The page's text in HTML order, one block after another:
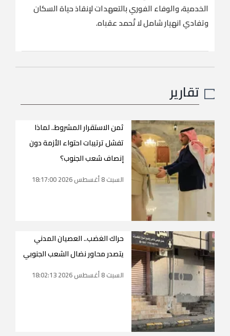
الخدمية، والوفاء الفوري بالتعهدات لإنقاذ حياة السكان
وتفادي انهيار شامل لا تُحمد عقباه.
تقارير
ثمن الاستقرار المشروط.. لماذا
تفشل ترتيبات احتواء الأزمة دون
إنصاف شعب الجنوب؟
السبت 8 أغسطس 2026 18:17:00
حراك الغضب.. العصيان المدني
يتصدر محاور نضال الشعب الجنوبي
السبت 8 أغسطس 2026 18:02:13